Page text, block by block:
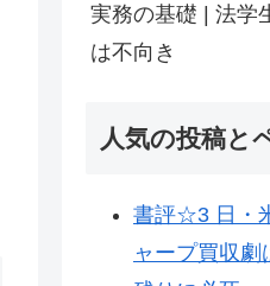
実務の基礎 | 法学
は不向き
人気の投稿と
書評☆3 日・
ャープ買収劇